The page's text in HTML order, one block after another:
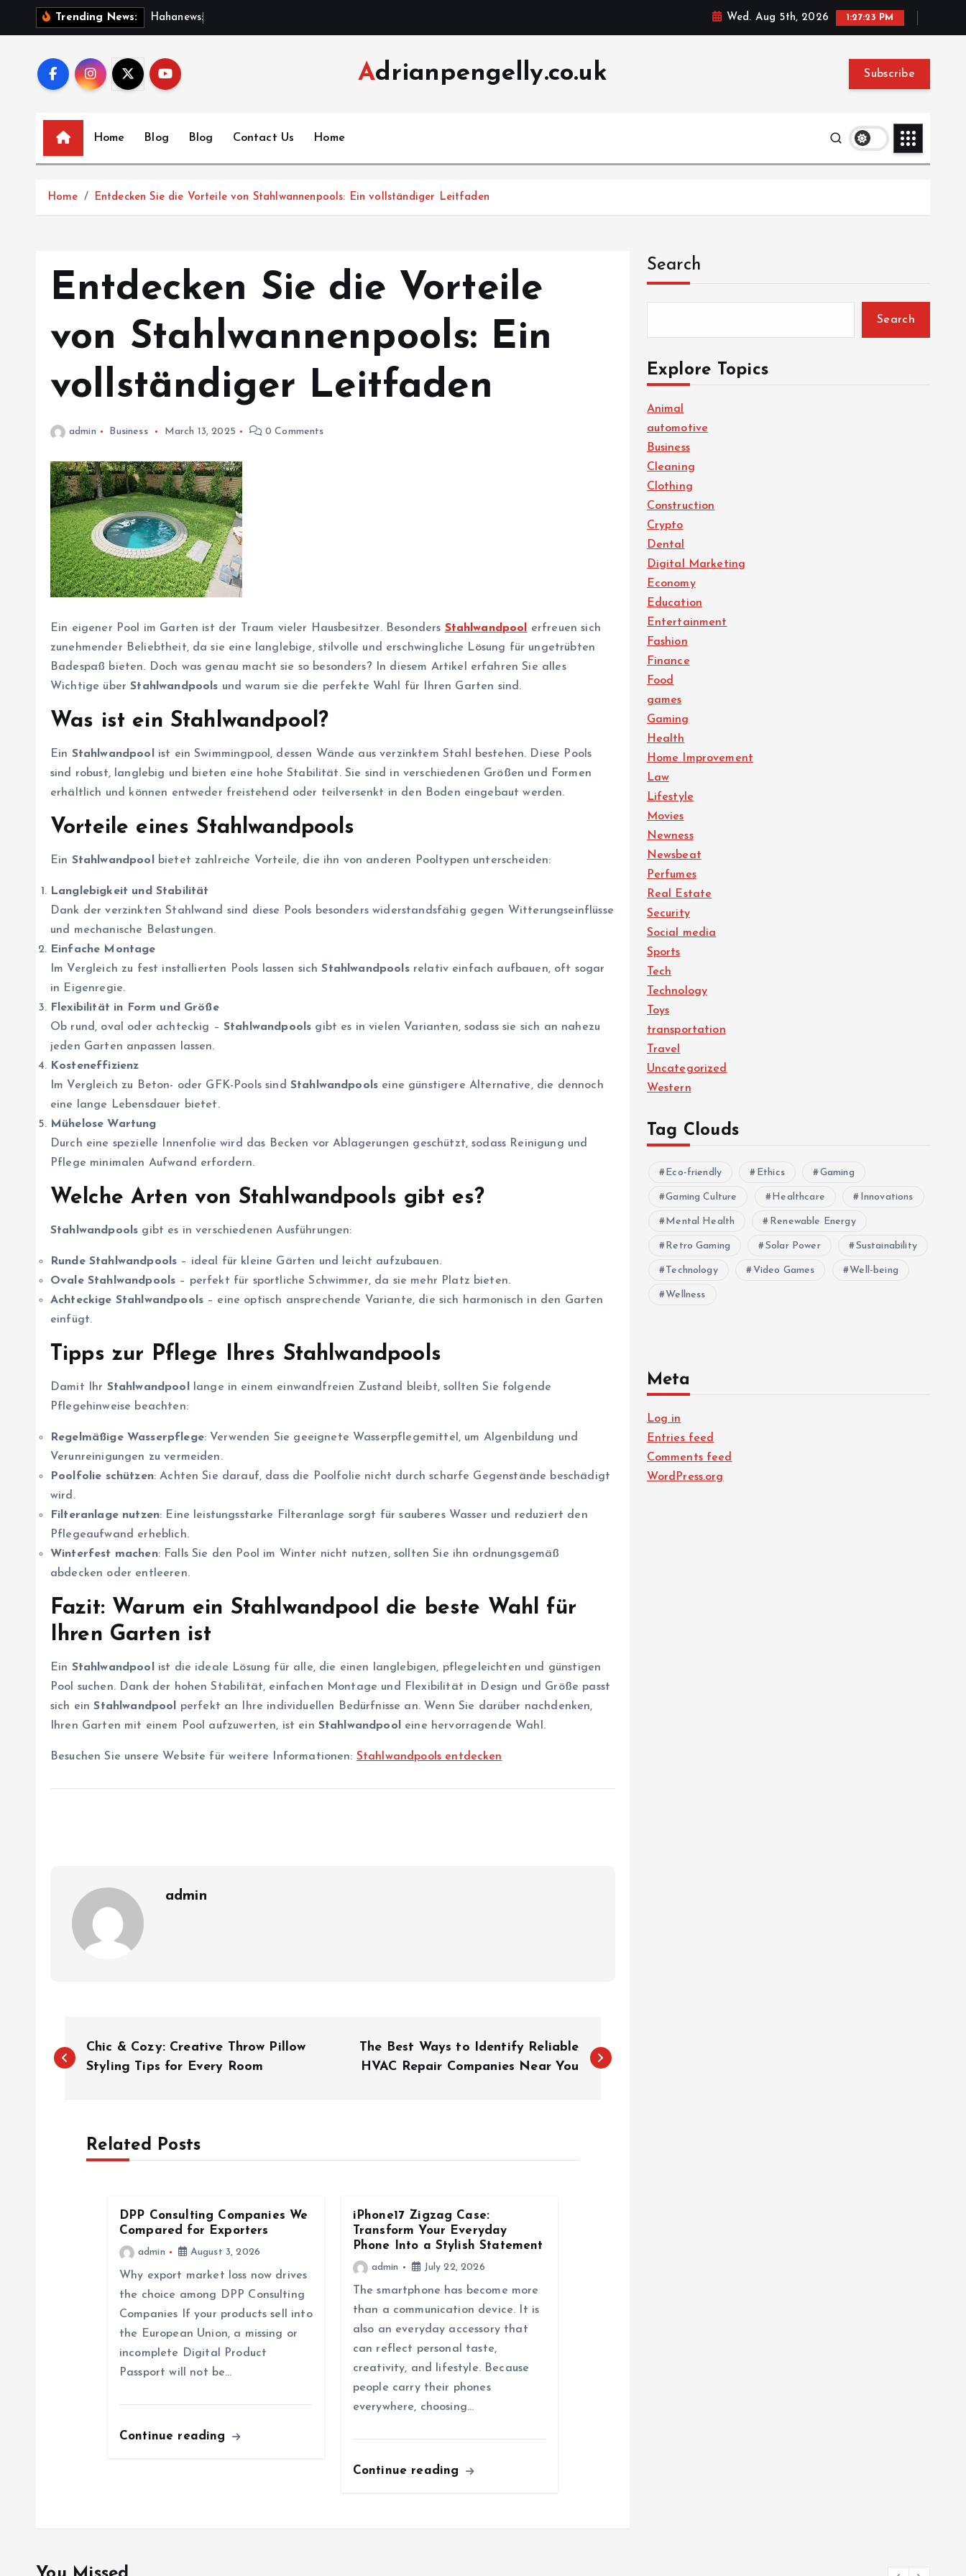
Trending News: H a han ews: Wed. Aug 5th, 2026 1:27:24 PM
Adrianpengelly.co.uk Subscribe
Home Blog Blog Contact Us Home
Home Entdecken Sie die Vorteile von Stahlwannenpools: Ein vollständiger Leitfaden
Entdecken Sie die Vorteile
von Stahlwannenpools: Ein
vollständiger Leitfaden
admin Business March 13, 2025 0 Comments
Ein eigener Pool im Garten ist der Traum vieler Hausbesitzer. Besonders Stahlwandpool
erfreuen sich
zunehmender Beliebtheit, da sie eine langlebige, stilvolle und erschwingliche Lösung für ungetrübten
Badespaß bieten. Doch was genau macht sie so besonders? In diesem Artikel erfahren Sie alles
Wichtige überStahlwandpools und warum sie die perfekte Wahl für Ihren Garten sind.
Was ist ein Stahlwandpool?
Ein Stahlwandpool
ist ein Swimmingpool, dessen Wände aus verzinktem Stahl bestehen. Diese Pools
sind robust, langlebig und bieten eine hohe Stabilität. Sie sind in verschiedenen Größen und Formen
erhältlich und können entweder freistehend oder teilversenkt in den Boden eingebaut werden.
Vorteile eines Stahlwandpools
Ein Stahlwandpool bietet zahlreiche Vorteile, die ihn von anderen Pooltypen unterscheiden:
Langlebigkeit und Stabilität
Dank der verzinkten Stahlwand sind diese Pools besonders widerstandsfähig gegen Witterungseinflüsse
und mechanische Belastungen.
Einfache Montage
Im Vergleich zu fest installierten Pools lassen sichStahlwandpoolsrelativ einfach aufbauen, oft sogar
in Eigenregie.
Flexibilität in Form und Größe
Ob rund, oval oder achteckig – Stahlwandpools gibt es in vielen Varianten, sodass sie sich an nahezu
jeden Garten anpassen lassen.
Kosteneffizienz
Im Vergleich zu Beton- oder GFK-Pools sind Stahlwandpools eine günstigere Alternative, die dennoch
eine lange Lebensdauer bietet.
Mühelose Wartung
Durch eine spezielle Innenfolie wird das Becken vor Ablagerungen geschützt, sodass Reinigung und
Pflege minimalen Aufwand erfordern.
Welche Arten von Stahlwandpools gibt es?
Stahlwandpools gibt es in verschiedenen Ausführungen:
Runde Stahlwandpools – ideal für kleine Gärten und leicht aufzubauen.
Ovale Stahlwandpools – perfekt für sportliche Schwimmer, da sie mehr Platz bieten.
Achteckige Stahlwandpools – eine optisch ansprechende Variante, die sich harmonisch in den Garten
einfügt.
Tipps zur Pflege Ihres Stahlwandpools
Damit Ihr Stahlwandpool
lange in einem einwandfreien Zustand bleibt, sollten Sie folgende
Pflegehinweise beachten:
Regelmäßige Wasserpflege: Verwenden Sie geeignete Wasserpflegemittel, um Algenbildung und
Verunreinigungen zu vermeiden.
Poolfolie schützen: Achten Sie darauf, dass die Poolfolie nicht durch scharfe Gegenstände beschädigt
wird.
Filteranlage nutzen: Eine leistungsstarke Filteranlage sorgt für sauberes Wasser und reduziert den
Pflegeaufwand erheblich.
Winterfest machen: Falls Sie den Pool im Winter nicht nutzen, sollten Sie ihn ordnungsgemäß
abdecken oder entleeren.
Fazit: Warum ein Stahlwandpool die beste Wahl für
Ihren Garten ist
Ein Stahlwandpool
ist die ideale Lösung für alle, die einen langlebigen, pflegeleichten und günstigen
Pool suchen. Dank der hohen Stabilität, einfachen Montage und Flexibilität in Design und Größe passt
sich einStahlwandpool
perfekt an Ihre individuellen Bedürfnisse an. Wenn Sie darüber nachdenken,
Ihren Garten mit einem Pool aufzuwerten, ist ein Stahlwandpool eine hervorragende Wahl.
Besuchen Sie unsere Website für weitere Informationen: Stahlwandpools entdecken
admin
o
Chic & Cozy: Creative Throw Pillow
Styling Tips for Every Room
The Best Ways to Identify Reliable
HVAC Repair Companies Near You
Related Posts
DPP Consulting Companies We
Compared for Exporters
admin August 3, 2026
Why export market loss now drives
the choice among DPP Consulting
Companies If your products sell into
the European Union, a missing or
incomplete Digital Product
Passport will not be…
Continue reading
iPhone17 Zigzag Case:
Transform Your Everyday
Phone Into a Stylish Statement
admin July 22, 2026
The smartphone has become more
than a communication device. It is
also an everyday accessory that
can reflect personal taste,
creativity, and lifestyle. Because
people carry their phones
everywhere, choosing…
Continue reading
Search
Search
Explore Topics
Animal
automotive
Business
Cleaning
Clothing
Construction
Crypto
Dental
Digital Marketing
Economy
Education
Entertainment
Fashion
Finance
Food
games
Gaming
Health
Home Improvement
Law
Lifestyle
Movies
Newness
Newsbeat
Perfumes
Real Estate
Security
Social media
Sports
Tech
Technology
Toys
transportation
Travel
Uncategorized
Western
Tag Clouds
Eco-friendly Ethics Gaming
Gaming Culture Healthcare Innovations
Mental Health Renewable Energy
Retro Gaming Solar Power Sustainability
Technology Video Games Well-being
Wellness
Meta
Log in
Entries feed
Comments feed
WordPress.org